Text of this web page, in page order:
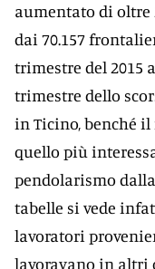
aumentato di oltre
dai 70.157
trimestre del 2015
trimestre dello
in Ticino, benché
quello più
pendolarismo
tabelle si vede
lavoratori
lavoravano in altri